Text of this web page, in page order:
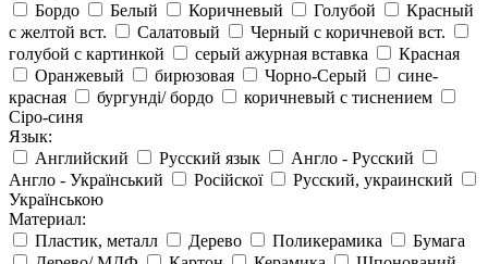
Бордо
Белый Коричневый Голубой
Красный
с желтой вст.
Салатовый
Черный с коричневой вст.
голубой с картинкой
серый ажурная вставка
Красная
Оранжевый
бирюзовая Чорно-Серый
сине-
красная
бургунді/ бордо
коричневый с тиснением
Сіро-синя
Язык:
Английский
Русский язык
Англо - Русский
Англо - Український
Російскої
Русский, украинский
Українською
Материал:
Пластик, металл
Дерево Поликерамика
Бумага